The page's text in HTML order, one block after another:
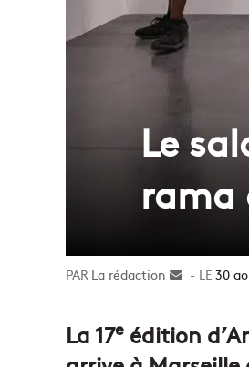
Le
rama
La rédaction
Envoyer
30
La 17e édition